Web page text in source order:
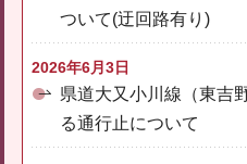
ついて(迂回路有り)
2026年6月3日
県道大又小川線（東吉
る通行止について